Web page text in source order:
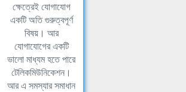
ক্ষেত্রেই যোগাযোগ
একটি অতি গুরুত্বপূর্ণ
বিষয়। আর
যোগাযোগের একটি
ভালো মাধ্যম হতে পারে
টেলিকমিউনিকেশন।
আর এ সমস্যার সমাধান